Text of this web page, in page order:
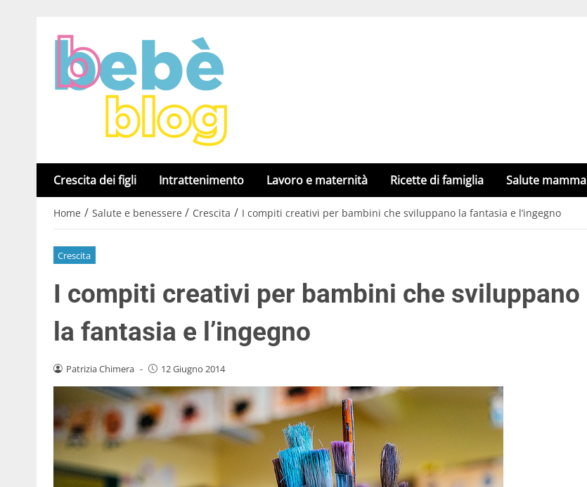
Crescita dei figli Intrattenimento Lavoro e maternità Ricette di famiglia Salute mamma
Home / Salute e benessere / Crescita / I compiti creativi per bambini che sviluppano la fantasia e l’ingegno
Crescita
I compiti creativi per bambini che sviluppano
la fantasia e l’ingegno
Patrizia Chimera - 12 Giugno 2014